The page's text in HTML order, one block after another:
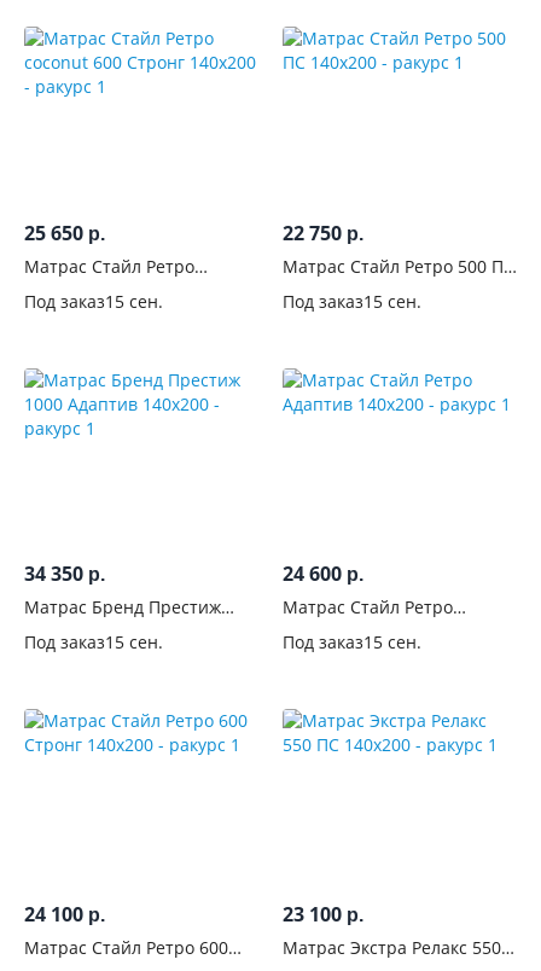
25 650 р.
Матрас Стайл Ретро
Под заказ15 сен.
22 750 р.
Матрас Стайл Ретро 500 ПС
Под заказ15 сен.
34 350 р.
Матрас Бренд Престиж
Под заказ15 сен.
24 600 р.
Матрас Стайл Ретро
Под заказ15 сен.
24 100 р.
Матрас Стайл Ретро 600
23 100 р.
Матрас Экстра Релакс 550
Материал
чехла